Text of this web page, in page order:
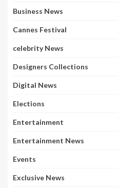
Business News
Cannes Festival
celebrity News
Designers Collections
Digital News
Elections
Entertainment
Entertainment News
Events
Exclusive News